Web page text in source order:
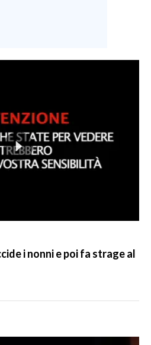
i nonni e poi fa strage al